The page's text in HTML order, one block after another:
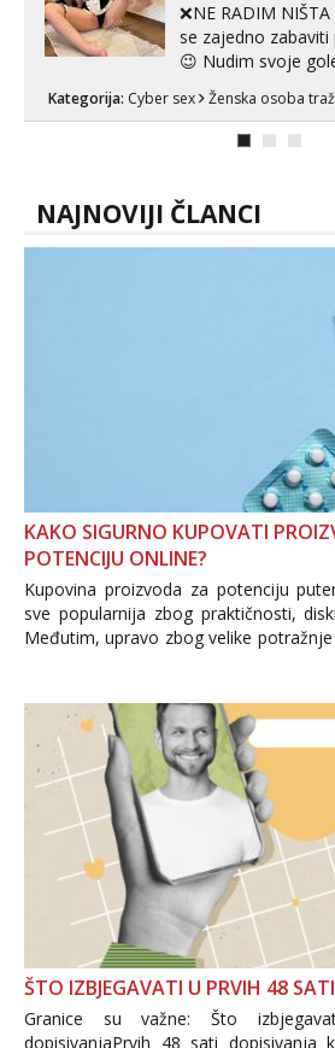
❌NE RADIM NIŠTA
se zajedno
😉 Nudim svoje
videouradke. 🤩 Za
poruku na
Kategorija: Cyber sex Ženska osoba
NAJNOVIJI ČLANCI
KAKO SIGURNO KUPOVATI
POTENCIJU ONLINE?
Kupovina proizvoda za potenciju
sve popularnija zbog praktičnosti,
Međutim, upravo zbog velike
i brojni krivotvoreni proizvodi,
ŠTO IZBJEGAVATI U PRVIH 48
Granice su važne: Što
dopisivanjaPrvih 48 sati dopisivanja